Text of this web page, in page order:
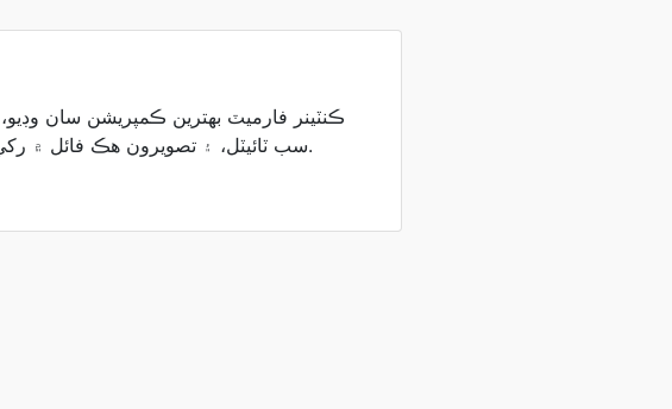
سب ٽائيٽل، ۽ تصويرون هڪ فائل ۾ رکي سگهي ٿو.